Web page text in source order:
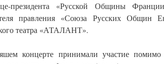
президента «Русской Общины
правления «Союза Русских Общин
театра «АТАЛАНТ».
концерте принимали участие